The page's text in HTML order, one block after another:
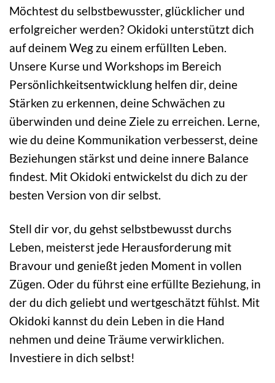
Möchtest du selbstbewusster, glücklicher und
erfolgreicher werden? Okidoki unterstützt dich
auf deinem Weg zu einem erfüllten Leben.
Unsere Kurse und Workshops im Bereich
Persönlichkeitsentwicklung helfen dir, deine
Stärken zu erkennen, deine Schwächen zu
überwinden und deine Ziele zu erreichen. Lerne,
wie du deine Kommunikation verbesserst, deine
Beziehungen stärkst und deine innere Balance
findest. Mit Okidoki entwickelst du dich zu der
besten Version von dir selbst.
Stell dir vor, du gehst selbstbewusst durchs
Leben, meisterst jede Herausforderung mit
Bravour und genießt jeden Moment in vollen
Zügen. Oder du führst eine erfüllte Beziehung, in
der du dich geliebt und wertgeschätzt fühlst. Mit
Okidoki kannst du dein Leben in die Hand
nehmen und deine Träume verwirklichen.
Investiere in dich selbst!